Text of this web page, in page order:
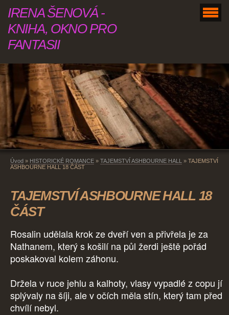
IRENA ŠENOVÁ -
KNIHA, OKNO PRO
FANTASII
Úvod » HISTORICKÉ ROMANCE » TAJEMSTVÍ ASHBOURNE HALL » TAJEMSTVÍ
ASHBOURNE HALL 18 ČÁST
TAJEMSTVÍ ASHBOURNE HALL 18
ČÁST
Rosalin udělala krok ze dveří ven a přivřela je za
Nathanem, který s košilí na půl žerdi ještě pořád
poskakoval kolem záhonu.
Držela v ruce jehlu a kalhoty, vlasy vypadlé z copu jí
splývaly na šíji, ale v očích měla stín, který tam před
chvílí nebyl.